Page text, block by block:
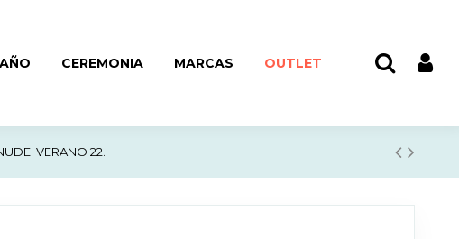
CEREMONIA MARCAS OUTLET
VERANO 22.